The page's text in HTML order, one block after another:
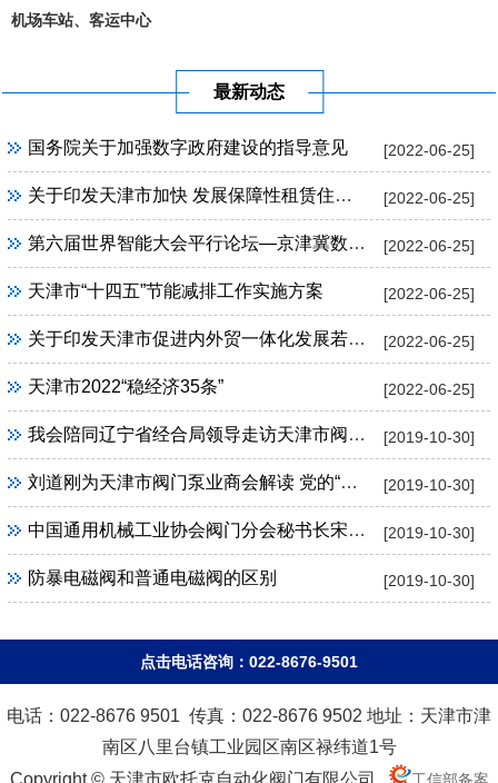
机场车站、客运中心
最新动态
[2022-06-25]
国务院关于加强数字政府建设的指导意见
[2022-06-25]
关于印发天津市加快 发展保障性租赁住房实施方案的通知
[2022-06-25]
第六届世界智能大会平行论坛—京津冀数字经济联盟成立大会暨京津冀数字产业高峰论坛
[2022-06-25]
天津市“十四五”节能减排工作实施方案
[2022-06-25]
关于印发天津市促进内外贸一体化发展若干措施的通知
[2022-06-25]
天津市2022“稳经济35条”
[2019-10-30]
我会陪同辽宁省经合局领导走访天津市阀门泵业商会
[2019-10-30]
刘道刚为天津市阀门泵业商会解读 党的“十九大”精神
[2019-10-30]
中国通用机械工业协会阀门分会秘书长宋银立一行到天津市阀门泵业商会调研
[2019-10-30]
防暴电磁阀和普通电磁阀的区别
点击电话咨询：022-8676-9501
电话：022-8676 9501 传真：022-8676 9502 地址：天津市津
南区八里台镇工业园区南区禄纬道1号